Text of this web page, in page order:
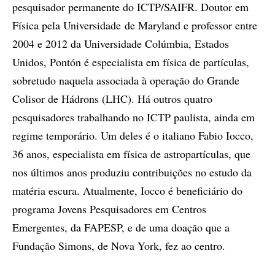
pesquisador permanente do ICTP/SAIFR. Doutor em
Física pela Universidade de Maryland e professor entre
2004 e 2012 da Universidade Colúmbia, Estados
Unidos, Pontón é especialista em física de partículas,
sobretudo naquela associada à operação do Grande
Colisor de Hádrons (LHC). Há outros quatro
pesquisadores trabalhando no ICTP paulista, ainda em
regime temporário. Um deles é o italiano Fabio Iocco,
36 anos, especialista em física de astropartículas, que
nos últimos anos produziu contribuições no estudo da
matéria escura. Atualmente, Iocco é beneficiário do
programa Jovens Pesquisadores em Centros
Emergentes, da FAPESP, e de uma doação que a
Fundação Simons, de Nova York, fez ao centro.